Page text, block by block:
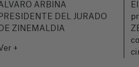
ARBINA
PRESIDENTE DEL JURADO
DE ZINEMALDIA
+